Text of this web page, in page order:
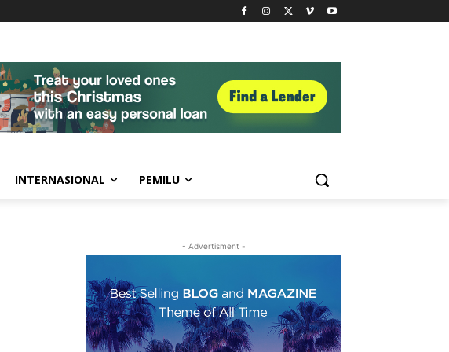
INTERNASIONAL PEMILU
- Advertisment -